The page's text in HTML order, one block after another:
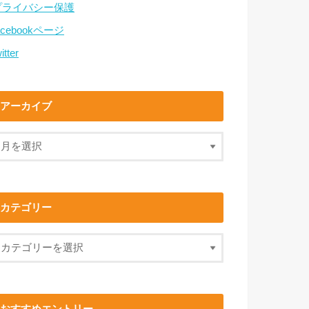
ライバシー保護
ページ
アーカイブ
カテゴリー